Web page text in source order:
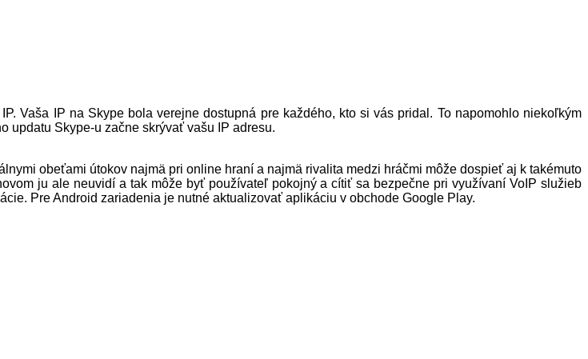
Vaša IP na Skype bola verejne dostupná pre každého, kto si vás pridal. To napomohlo niekoľkým
updatu Skype-u začne skrývať vašu IP adresu.
obeťami útokov najmä pri online hraní a najmä rivalita medzi hráčmi môže dospieť aj k takémuto
ju ale neuvidí a tak môže byť používateľ pokojný a cítiť sa bezpečne pri využívaní VoIP služieb
Pre Android zariadenia je nutné aktualizovať aplikáciu v obchode Google Play.